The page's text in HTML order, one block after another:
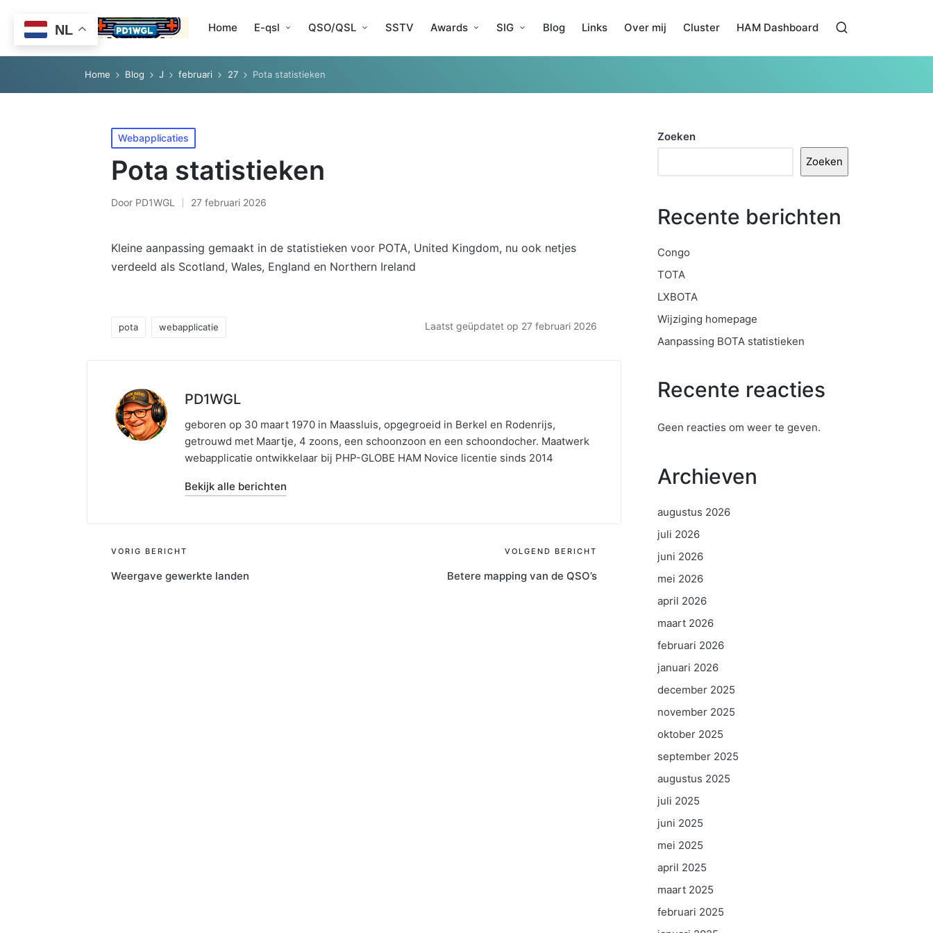
Home E-qsl QSO/QSL SSTV Awards SIG Blog Links Over mij Cluster HAM Dashboard
Home Blog J februari 27 Pota statistieken
Geplaatst
in
Webapplicaties
Pota statistieken
Geplaatst
Door PD1WGL 27 februari 2026
Kleine aanpassing gemaakt in de statistieken voor POTA, United Kingdom, nu ook netjes
verdeeld als Scotland, Wales, England en Northern Ireland
Tags:
pota webapplicatie Laatst geüpdatet op 27 februari 2026
PD1WGL
geboren op 30 maart 1970 in Maassluis, opgegroeid in Berkel en Rodenrijs,
getrouwd met Maartje, 4 zoons, een schoonzoon en een schoondocher. Maatwerk
webapplicatie ontwikkelaar bij PHP-GLOBE HAM Novice licentie sinds 2014
Bekijk alle berichten
Bericht
navigatie
VORIG BERICHT
Weergave gewerkte landen
VOLGEND BERICHT
Betere mapping van de QSO’s
Zoeken
Zoeken
Recente berichten
Congo
TOTA
LXBOTA
Wijziging homepage
Aanpassing BOTA statistieken
Recente reacties
Geen reacties om weer te geven.
Archieven
augustus 2026
juli 2026
juni 2026
mei 2026
april 2026
maart 2026
februari 2026
januari 2026
december 2025
november 2025
oktober 2025
september 2025
augustus 2025
juli 2025
juni 2025
mei 2025
april 2025
maart 2025
februari 2025
NL